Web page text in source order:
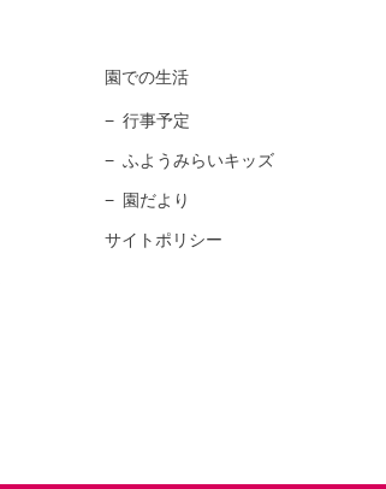
園での生活
行事予定
ふようみらいキッズ
園だより
サイトポリシー